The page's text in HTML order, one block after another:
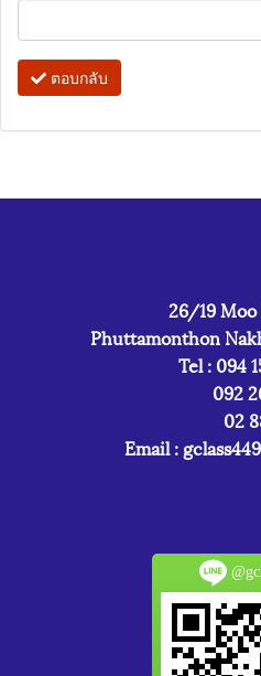
ตอบกลับ
26/19 Moo
Phuttamonthon
Tel : 094
092
02
Email :